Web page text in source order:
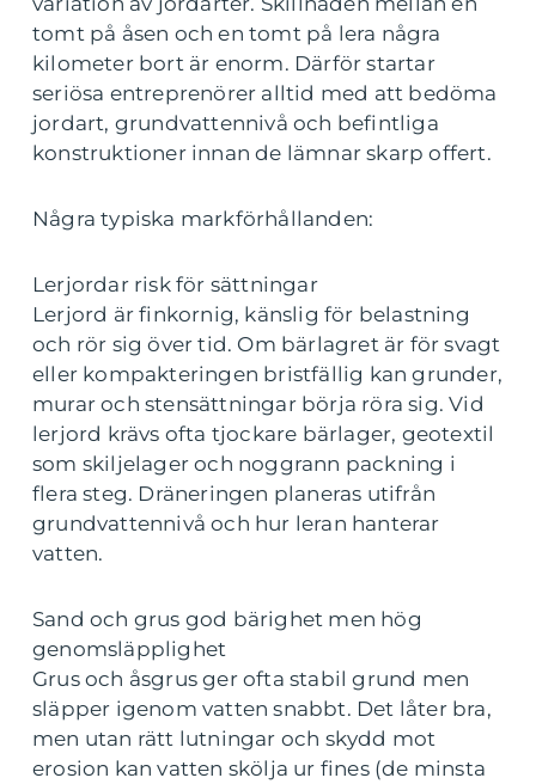
tomt på åsen och en tomt på lera några
kilometer bort är enorm. Därför startar
seriösa entreprenörer alltid med att bedöma
jordart, grundvattennivå och befintliga
konstruktioner innan de lämnar skarp offert.
Några typiska markförhållanden:
Lerjordar risk för sättningar
Lerjord är finkornig, känslig för belastning
och rör sig över tid. Om bärlagret är för svagt
eller kompakteringen bristfällig kan grunder,
murar och stensättningar börja röra sig. Vid
lerjord krävs ofta tjockare bärlager, geotextil
som skiljelager och noggrann packning i
flera steg. Dräneringen planeras utifrån
grundvattennivå och hur leran hanterar
vatten.
Sand och grus god bärighet men hög
genomsläpplighet
Grus och åsgrus ger ofta stabil grund men
släpper igenom vatten snabbt. Det låter bra,
men utan rätt lutningar och skydd mot
erosion kan vatten skölja ur fines (de minsta